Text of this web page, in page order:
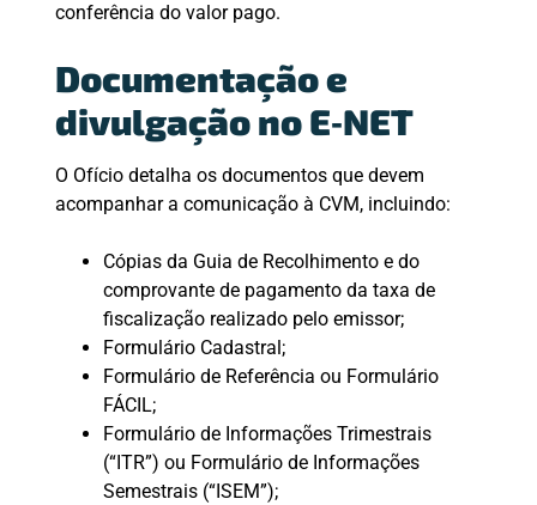
conferência do valor pago.
Documentação e
divulgação no E‑NET
O Ofício detalha os documentos que devem
acompanhar a comunicação à CVM, incluindo:
Cópias da Guia de Recolhimento e do
comprovante de pagamento da taxa de
fiscalização realizado pelo emissor;
Formulário Cadastral;
Formulário de Referência ou Formulário
FÁCIL;
Formulário de Informações Trimestrais
(“ITR”) ou Formulário de Informações
Semestrais (“ISEM”);